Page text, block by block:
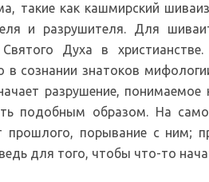
такие как кашмирский
и разрушителя. Для
Духа в
в сознании знатоков
разрушение, понимаемое
подобным образом. На
прошлого, порывание с ним;
для того, чтобы что-то